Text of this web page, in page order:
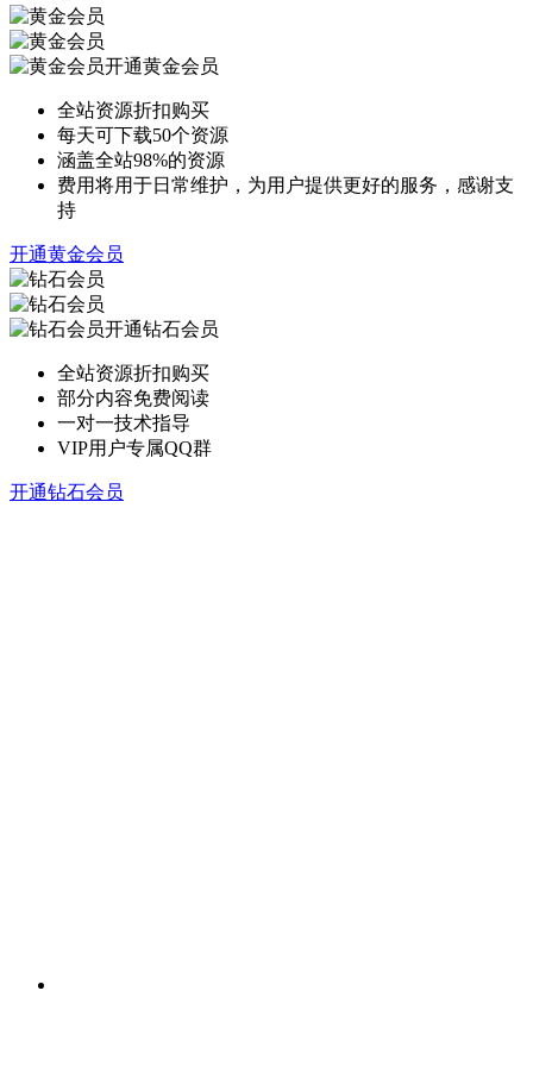
开通黄金会员
全站资源折扣购买
每天可下载50个资源
涵盖全站98%的资源
费用将用于日常维护，为用户提供更好的服务，感谢支
持
开通黄金会员
开通钻石会员
全站资源折扣购买
部分内容免费阅读
一对一技术指导
VIP用户专属QQ群
开通钻石会员